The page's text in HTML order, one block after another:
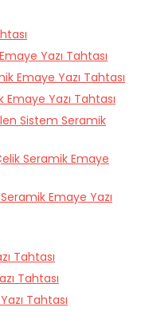
Yazı Tahtası
Emaye Yazı Tahtası
Yazı Tahtası
Sistem Seramik
Seramik Emaye
Emaye Yazı
Tahtası
Tahtası
Tahtası